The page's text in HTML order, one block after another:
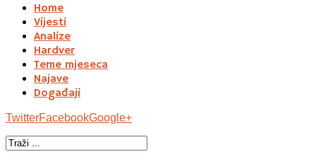
Home
Vijesti
Analize
Hardver
Teme mjeseca
Najave
Događaji
TwitterFacebookGoogle+